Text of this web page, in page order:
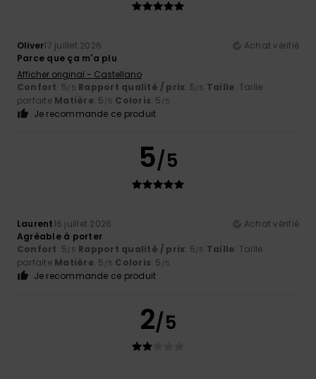
Oliver17 juillet 2026
Achat vérifié
Parce que ça m'a plu
Afficher original - Castellano
Confort: 5/5 Rapport qualité / prix: 5/5 Taille: Taille
parfaite Matière: 5 /5 Coloris: 5 /5
Je recommande ce produit
5/5
Laurent16 juillet 2026
Achat vérifié
Agréable à porter
Confort: 5/5 Rapport qualité / prix: 5/5 Taille: Taille
parfaite Matière: 5 /5 Coloris: 5 /5
Je recommande ce produit
2/5